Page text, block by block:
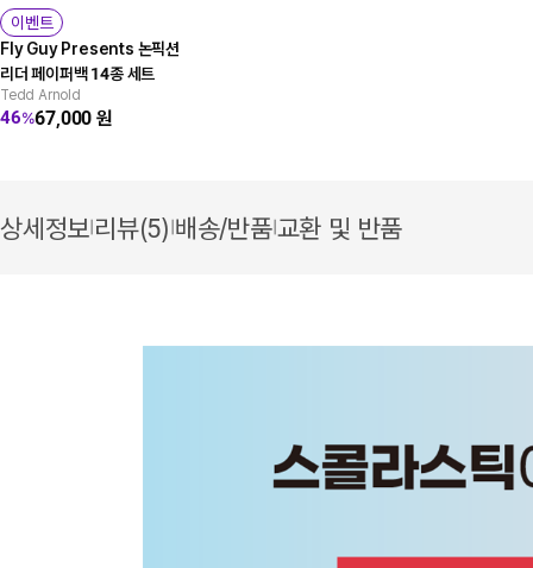
이벤트
Fly Guy Presents 논픽션
리더 페이퍼백 14종 세트
Tedd Arnold
46%67,000원
상세정보 리뷰(5) 배송/반품| 교환 및 반품